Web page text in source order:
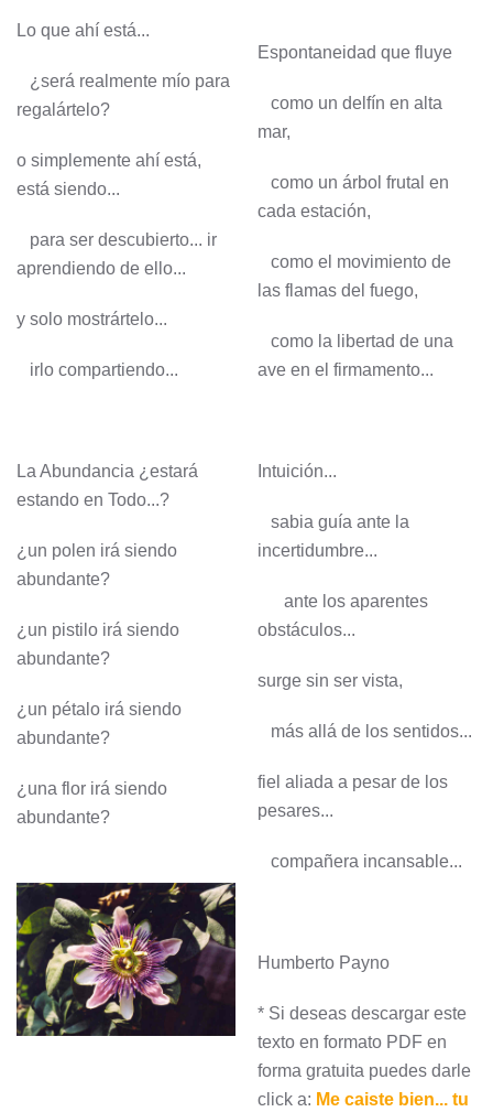
Lo que ahí está...
¿será realmente mío para
regalártelo?
o simplemente ahí está,
está siendo...
para ser descubierto... ir
aprendiendo de ello...
y solo mostrártelo...
irlo compartiendo...
La Abundancia ¿estará
estando en Todo...?
¿un polen irá siendo
abundante?
¿un pistilo irá siendo
abundante?
¿un pétalo irá siendo
abundante?
¿una flor irá siendo
abundante?
Espontaneidad que fluye
como un delfín en alta
mar,
como un árbol frutal en
cada estación,
como el movimiento de
las flamas del fuego,
como la libertad de una
ave en el firmamento...
Intuición...
sabia guía ante la
incertidumbre...
ante los aparentes
obstáculos...
surge sin ser vista,
más allá de los sentidos...
fiel aliada a pesar de los
pesares...
compañera incansable...
Humberto Payno
* Si deseas descargar este
texto en formato PDF en
forma gratuita puedes darle
click a: Me caiste bien... tu